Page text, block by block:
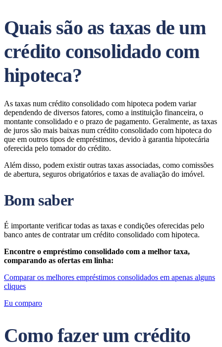
Quais são as taxas de um
crédito consolidado com
hipoteca?
As taxas num crédito consolidado com hipoteca podem variar
dependendo de diversos fatores, como a instituição financeira, o
montante consolidado e o prazo de pagamento. Geralmente, as taxas
de juros são mais baixas num crédito consolidado com hipoteca do
que em outros tipos de empréstimos, devido à garantia hipotecária
oferecida pelo tomador do crédito.
Além disso, podem existir outras taxas associadas, como comissões
de abertura, seguros obrigatórios e taxas de avaliação do imóvel.
Bom saber
É importante verificar todas as taxas e condições oferecidas pelo
banco antes de contratar um crédito consolidado com hipoteca.
Encontre o empréstimo consolidado com a melhor taxa,
comparando as ofertas em linha:
Comparar os melhores empréstimos consolidados em apenas alguns
cliques
Eu comparo
Como fazer um crédito